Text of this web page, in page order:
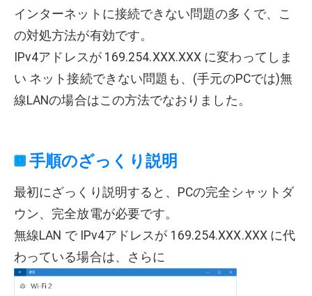
インターネットに接続できない問題の多くで、こ
の対処方法が有効です。
IPv4アドレスが 169.254.XXX.XXX に変わってしま
い ネット接続できない問題も、(手元のPCでは)無
線LANの場合はこの方法でなおりました。
手順のざっくり説明
最初にざっくり説明すると、PCの完全シャットダ
ウン、完全放電が必要です。
無線LAN で IPv4アドレスが 169.254.XXX.XXX に代
わっている場合は、さらに